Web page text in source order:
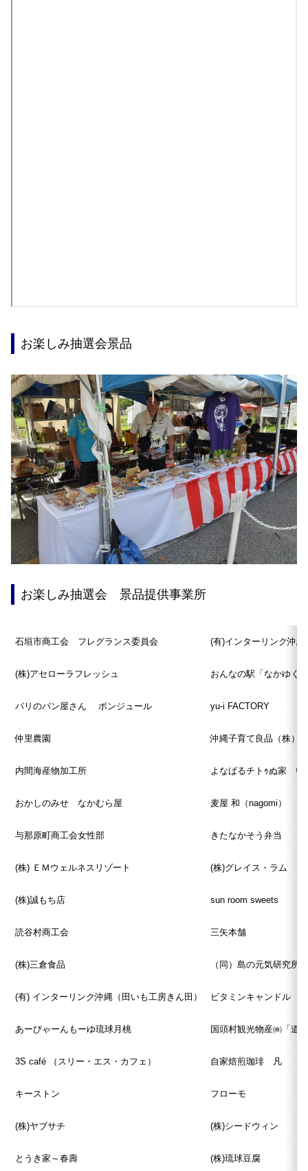
お楽しみ抽選会景品
お楽しみ抽選会 景品提供事業所
石垣市商工会 フレグランス委員会 (有)インターリンク沖
(株)アセローラフレッシュ おんなの駅「なかゆく
パリのパン屋さん ボンジュール yu-i FACTORY
仲里農園 沖縄子育て良品（株）
内間海産物加工所 よなばるチトｩぬ家 い
おかしのみせ なかむら屋 麦屋 和（nagomi）
与那原町商工会女性部 きたなかそう弁当
(株) ＥＭウェルネスリゾート (株)グレイス・ラム
(株)誠もち店 sun room sweets
読谷村商工会 三矢本舗
(株)三倉食品 （同）島の元気研究所
(有) インターリンク沖縄（田いも工房きん田） ビタミンキャンドル
あーびゃーんもーゆ琉球月桃 国頭村観光物産㈱「道
3S café （スリー・エス・カフェ） 自家焙煎珈琲 凡
キーストン フローモ
(株)ヤブサチ (株)シードウィン
とうき家～春壽 (株)琉球豆腐